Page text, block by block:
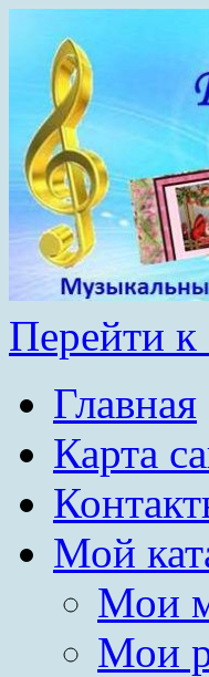
Перейти
Главная
Карта
Мой
Мои
Мои